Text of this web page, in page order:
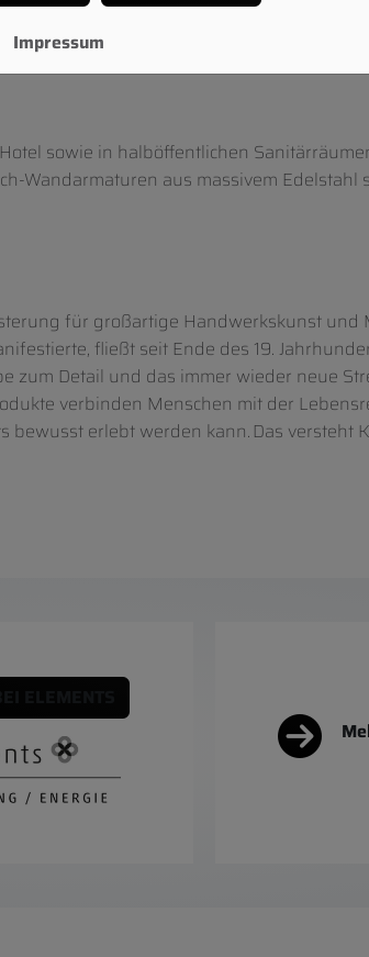
Werkstoff nimmt die Farben der
Farbkonzepten.
sowie in halböffentlichen
Wandarmaturen aus massivem Edelstahl
für großartige Handwerkskunst und
fließt seit Ende des 19.
zum Detail und das immer wieder neue
verbinden Menschen mit der
erlebt werden kann. Das versteht
Impressum